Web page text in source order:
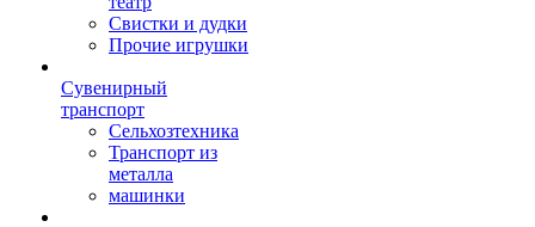
Свистки и дудки
Прочие игрушки
Сувенирный
транспорт
Сельхозтехника
Транспорт из
металла
машинки